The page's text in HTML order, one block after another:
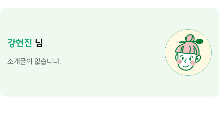
강현진 님
소개글이 없습니다.